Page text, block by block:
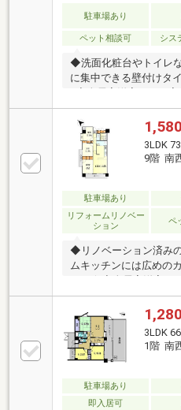
駐車場あり
ペット相談可
シス
◆洗面化粧台やトイレ
に集中できる壁付けタ
です。◇高台にあり、
リット♪・物件を見て
上がります・WEBよ
ンが可能です・未完成
案内可能です赤い「見
1,580
3LDK
9階 南
駐車場あり
リフォームリノベー
ション
ペ
◆リノベーション済み
ムキッチンには広めの
すいです。◇眺望良好
ペット相談(居室のみ
大切なペットとの生活
物件を見て触れる事で
す・WEBよりもリアル
です赤い「見学可能」
予約ください。
1,280
3LDK
1階 南
駐車場あり
即入居可